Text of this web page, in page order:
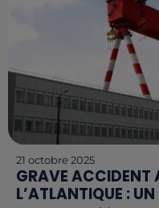
21 octobre 2025
GRAVE ACCIDENT
L’ATLANTIQUE :